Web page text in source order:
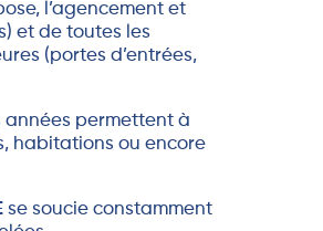
l’agencement et
et de toutes les
(portes d’entrées,
années permettent à
habitations ou encore
se soucie constamment